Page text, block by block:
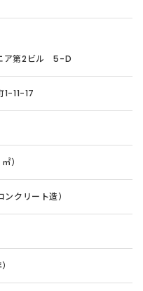
ア第2ビル 5-D
1-11-17
）
クリート造）